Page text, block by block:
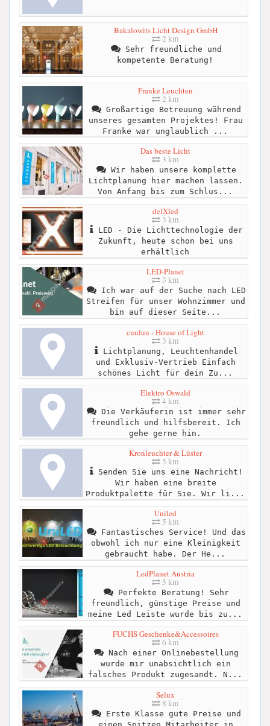
Bakalowits Licht Design GmbH
2 km
Sehr freundliche und
kompetente Beratung!
Franke Leuchten
2 km
Großartige Betreuung während
unseres gesamten Projektes! Frau
Franke war unglaublich ...
Das beste Licht
3 km
Wir haben unsere komplette
Lichtplanung hier machen lassen.
Von Anfang bis zum Schlus...
delXled
3 km
LED - Die Lichttechnologie der
Zukunft, heute schon bei uns
erhältlich
LED-Planet
3 km
Ich war auf der Suche nach LED
Streifen für unser Wohnzimmer und
bin auf dieser Seite...
cuuluu - House of Light
3 km
Lichtplanung, Leuchtenhandel
und Exklusiv-Vertrieb Einfach
schönes Licht für dein Zu...
Elektro Oswald
4 km
Die Verkäuferin ist immer sehr
freundlich und hilfsbereit. Ich
gehe gerne hin.
Kronleuchter & Lüster
5 km
Senden Sie uns eine Nachricht!
Wir haben eine breite
Produktpalette für Sie. Wir li...
Uniled
5 km
Fantastisches Service! Und das
obwohl ich nur eine Kleinigkeit
gebraucht habe. Der He...
LedPlanet Austria
5 km
Perfekte Beratung! Sehr
freundlich, günstige Preise und
meine Led Leiste wurde bis zu...
FUCHS Geschenke&Accessoires
6 km
Nach einer Onlinebestellung
wurde mir unabsichtlich ein
falsches Produkt zugesandt. N...
Selux
8 km
Erste Klasse gute Preise und